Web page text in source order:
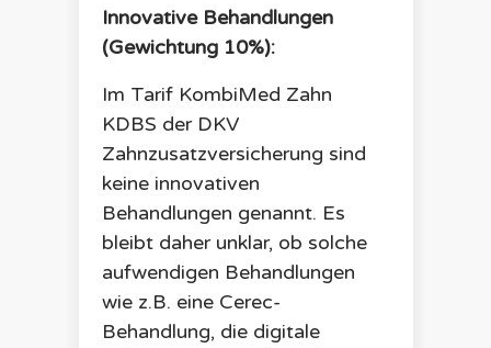
Innovative Behandlungen
(Gewichtung 10%):
Im Tarif KombiMed Zahn
KDBS der DKV
Zahnzusatzversicherung sind
keine innovativen
Behandlungen genannt. Es
bleibt daher unklar, ob solche
aufwendigen Behandlungen
wie z.B. eine Cerec-
Behandlung, die digitale